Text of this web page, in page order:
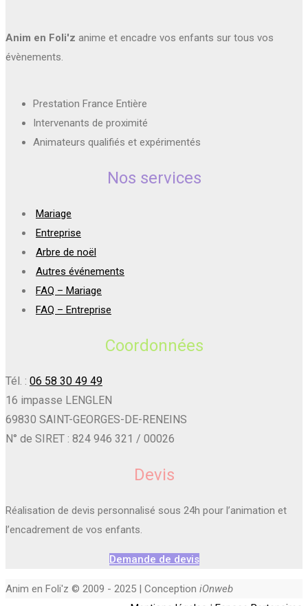
Anim en Foli'z anime et encadre vos enfants sur tous vos
évènements.
Prestation France Entière
Intervenants de proximité
Animateurs qualifiés et expérimentés
Nos services
Mariage
Entreprise
Arbre de noël
Autres événements
FAQ – Mariage
FAQ – Entreprise
Coordonnées
Tél. : 06 58 30 49 49
16 impasse LENGLEN
69830 SAINT-GEORGES-DE-RENEINS
N° de SIRET : 824 946 321 / 00026
Devis
Réalisation de devis personnalisé sous 24h pour l’animation et
l’encadrement de vos enfants.
Demande de devis
Anim en Foli'z © 2009 - 2025 | Conception iOnweb